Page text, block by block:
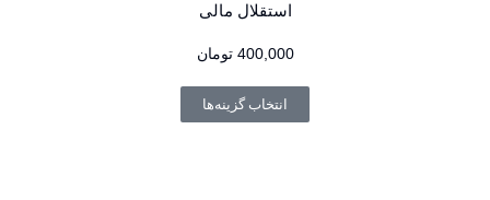
استقلال مالی
400,000 تومان
انتخاب گزینه‌ها